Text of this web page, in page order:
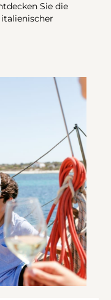
Sie die